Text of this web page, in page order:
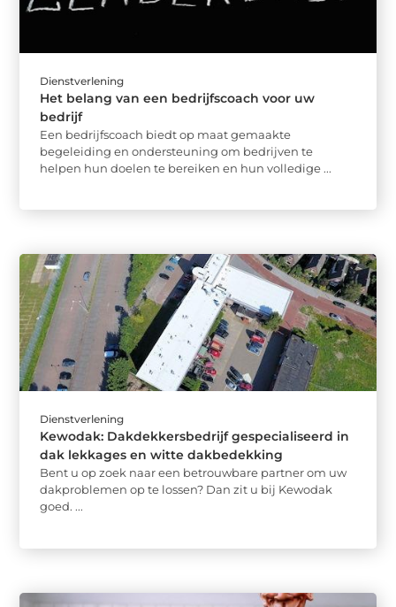
Dienstverlening
Het belang van een bedrijfscoach voor uw
bedrijf
Een bedrijfscoach biedt op maat gemaakte
begeleiding en ondersteuning om bedrijven te
helpen hun doelen te bereiken en hun volledige ...
Dienstverlening
Kewodak: Dakdekkersbedrijf gespecialiseerd in
dak lekkages en witte dakbedekking
Bent u op zoek naar een betrouwbare partner om uw
dakproblemen op te lossen? Dan zit u bij Kewodak
goed. ...